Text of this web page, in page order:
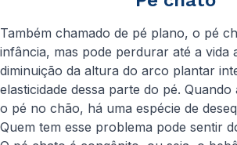
Também chamado de pé plano, o pé
infância, mas pode perdurar até a vida
diminuição da altura do arco plantar
elasticidade dessa parte do pé.
o pé no chão, há uma espécie de
Quem tem esse problema pode sentir